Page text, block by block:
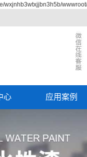
心 应用案例